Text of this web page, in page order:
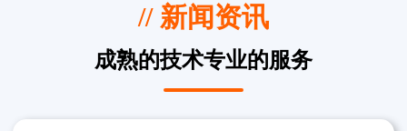
// 新闻资讯
成熟的技术专业的服务